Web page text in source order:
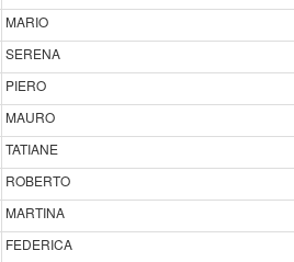
MARIO
SERENA
PIERO
MAURO
TATIANE
ROBERTO
MARTINA
FEDERICA